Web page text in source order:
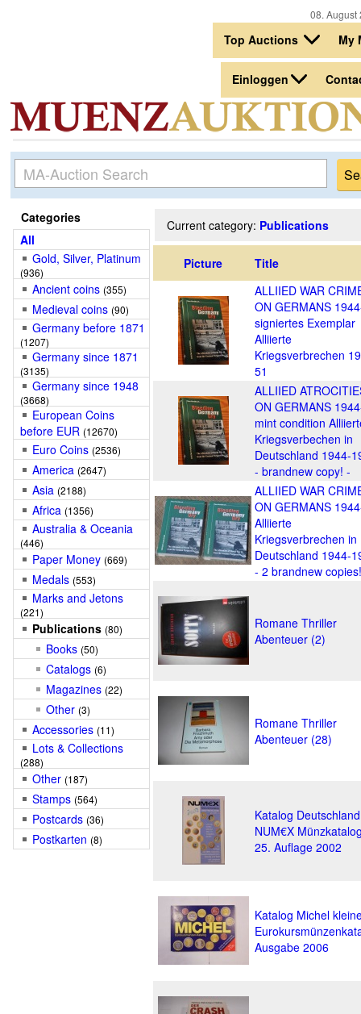
08.
Top Auctions My
Einloggen
Categories
All
Gold, Silver, Platinum
(936)
Ancient coins (355)
Medieval coins (90)
Germany before 1871
(1207)
Germany since 1871
(3135)
Germany since 1948
(3668)
European Coins
before EUR (12670)
Euro Coins (2536)
America (2647)
Asia (2188)
Africa (1356)
Australia & Oceania
(446)
Paper Money (669)
Medals (553)
Marks and Jetons
(221)
Publications (80)
Books (50)
Catalogs (6)
Magazines (22)
Other (3)
Accessories (11)
Lots & Collections
(288)
Other (187)
Stamps (564)
Postcards (36)
Postkarten (8)
Current category: Publications
Picture
Title
ALLIIED WAR
ON GERMANS
signiertes Exemplar
Alliierte
Kriegsverbrechen
51
ALLIIED
ON GERMANS
mint condition
Kriegsverbechen in
Deutschland 1944-
- brandnew copy! -
ALLIIED WAR
ON GERMANS
Alliierte
Kriegsverbrechen in
Deutschland 1944-
- 2 brandnew
Romane Thriller
Abenteuer (2)
Romane Thriller
Abenteuer (28)
Katalog Deutschland
NUM€X
25. Auflage 2002
Katalog Michel
Ausgabe 2006